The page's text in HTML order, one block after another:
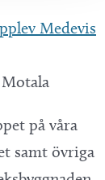
Medevis
på våra
samt övriga